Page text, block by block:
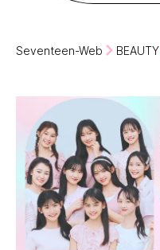
Seventeen-Web BEAUTY